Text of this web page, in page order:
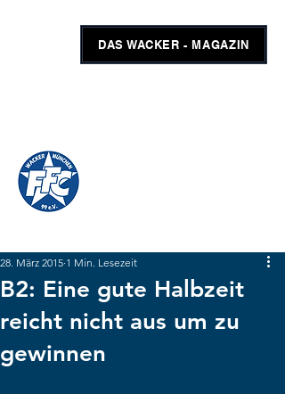
DAS WACKER - MAGAZIN
B2: Eine gute Halbzeit
reicht nicht aus um zu
gewinnen
28. März 2015 1 Min. Lesezeit